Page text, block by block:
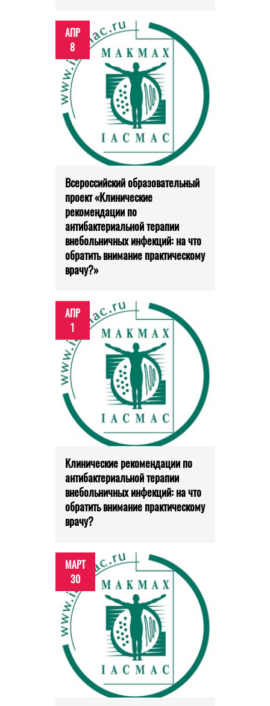
АПР
8
Всероссийский образовательный
проект «Клинические
рекомендации по
антибактериальной терапии
внебольничных инфекций: на что
обратить внимание практическому
врачу?»
АПР
1
Клинические рекомендации по
антибактериальной терапии
внебольничных инфекций: на что
обратить внимание практическому
врачу?
МАРТ
30